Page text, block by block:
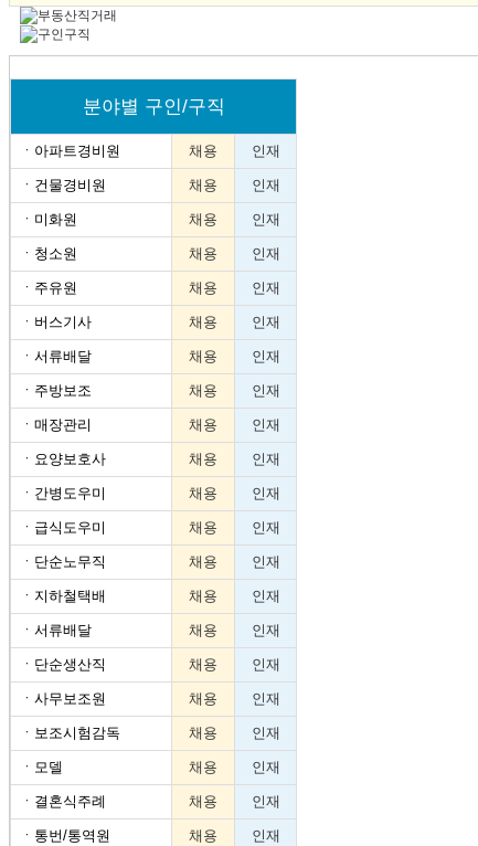
분야별 구인/구직
ㆍ 아파트경비원 채용 인재
ㆍ 건물경비원 채용 인재
ㆍ 미화원 채용 인재
ㆍ 청소원 채용 인재
ㆍ 주유원 채용 인재
ㆍ 버스기사 채용 인재
ㆍ 서류배달 채용 인재
ㆍ 주방보조 채용 인재
ㆍ 매장관리 채용 인재
ㆍ 요양보호사 채용 인재
ㆍ 간병도우미 채용 인재
ㆍ 급식도우미 채용 인재
ㆍ 단순노무직 채용 인재
ㆍ 지하철택배 채용 인재
ㆍ 서류배달 채용 인재
ㆍ 단순생산직 채용 인재
ㆍ 사무보조원 채용 인재
ㆍ 보조시험감독 채용 인재
ㆍ 모델 채용 인재
ㆍ 결혼식주례 채용 인재
ㆍ 통번/통역원 채용 인재